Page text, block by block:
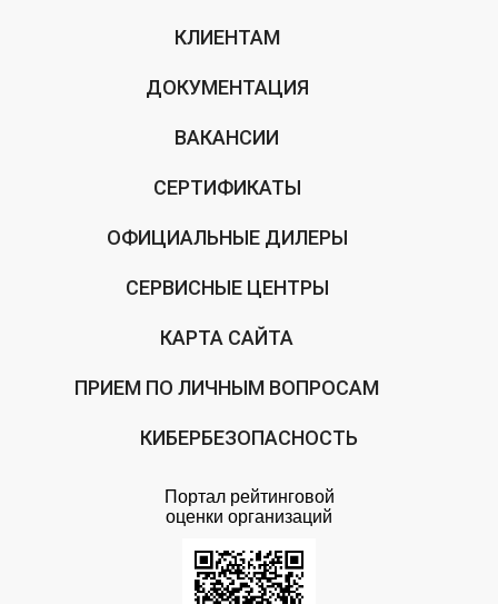
КЛИЕНТАМ
ДОКУМЕНТАЦИЯ
ВАКАНСИИ
СЕРТИФИКАТЫ
ОФИЦИАЛЬНЫЕ ДИЛЕРЫ
СЕРВИСНЫЕ ЦЕНТРЫ
КАРТА САЙТА
ПРИЕМ ПО ЛИЧНЫМ ВОПРОСАМ
КИБЕРБЕЗОПАСНОСТЬ
Портал рейтинговой
оценки организаций